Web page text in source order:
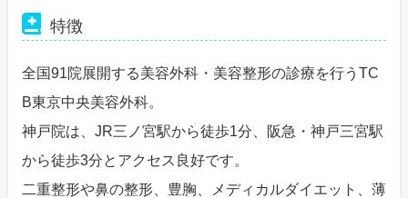
特徴
全国91院展開する美容外科・美容整形の診療を行うTC
B東京中央美容外科。
神戸院は、JR三ノ宮駅から徒歩1分、阪急・神戸三宮駅
から徒歩3分とアクセス良好です。
二重整形や鼻の整形、豊胸、メディカルダイエット、薄